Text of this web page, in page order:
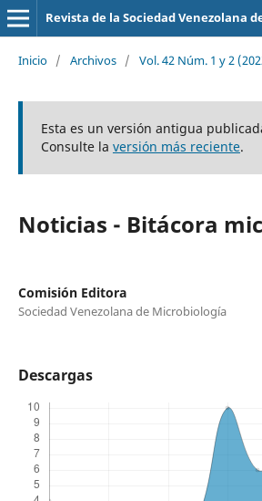
Revista de la Sociedad Venezolana
Inicio / Archivos / Vol. 42 Núm. 1 y 2
Esta es un versión antigua
Consulte la versión más reciente.
Noticias - Bitácora
Comisión Editora
Sociedad Venezolana de Microbiología
Descargas